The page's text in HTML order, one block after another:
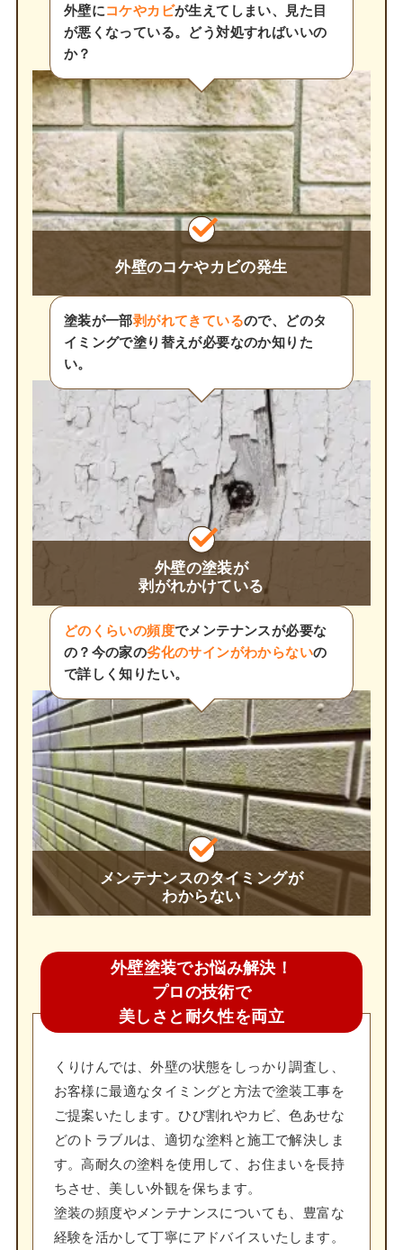
外壁にコケやカビが生えてしまい、見た目
が悪くなっている。どう対処すればいいの
か？
外壁のコケやカビの発生
塗装が一部剥がれてきているので、どのタ
イミングで塗り替えが必要なのか知りた
い。
外壁の塗装が
剥がれかけている
どのくらいの頻度でメンテナンスが必要な
の？今の家の劣化のサインがわからないの
で詳しく知りたい。
メンテナンスのタイミングが
わからない
外壁塗装でお悩み解決！
プロの技術で
美しさと耐久性を両立
くりけんでは、外壁の状態をしっかり調査し、
お客様に最適なタイミングと方法で塗装工事を
ご提案いたします。ひび割れやカビ、色あせな
どのトラブルは、適切な塗料と施工で解決しま
す。高耐久の塗料を使用して、お住まいを長持
ちさせ、美しい外観を保ちます。
塗装の頻度やメンテナンスについても、豊富な
経験を活かして丁寧にアドバイスいたします。